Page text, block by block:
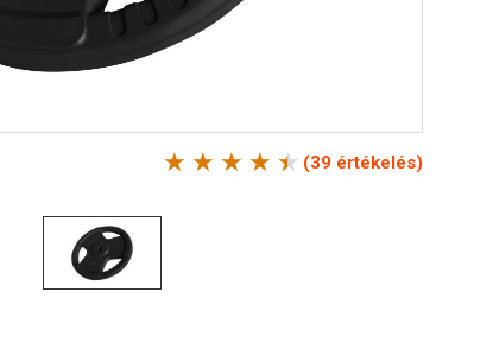
(39 értékelés)